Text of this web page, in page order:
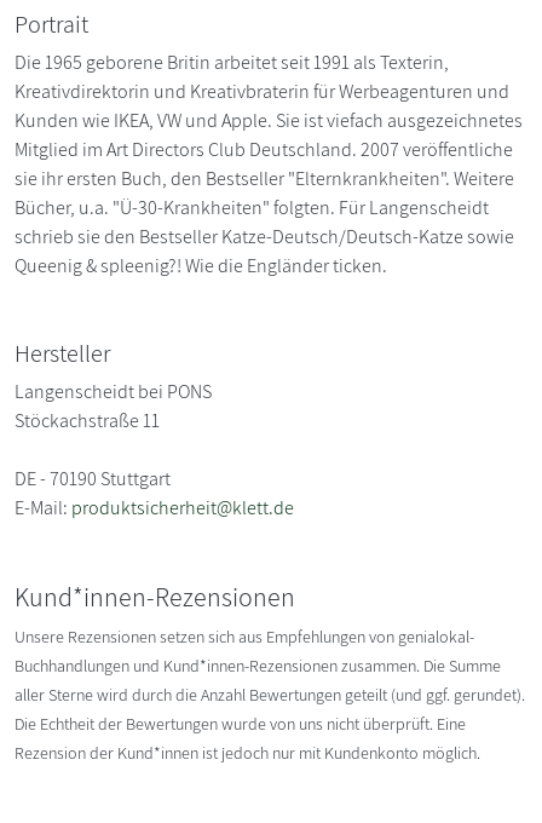
Portrait
Die 1965 geborene Britin arbeitet seit 1991 als Texterin,
Kreativdirektorin und Kreativbraterin für Werbeagenturen und
Kunden wie IKEA, VW und Apple. Sie ist viefach ausgezeichnetes
Mitglied im Art Directors Club Deutschland. 2007 veröffentliche
sie ihr ersten Buch, den Bestseller "Elternkrankheiten". Weitere
Bücher, u.a. "Ü-30-Krankheiten" folgten. Für Langenscheidt
schrieb sie den Bestseller Katze-Deutsch/Deutsch-Katze sowie
Queenig & spleenig?! Wie die Engländer ticken.
Hersteller
Langenscheidt bei PONS
Stöckachstraße 11
DE - 70190 Stuttgart
E-Mail: produktsicherheit@klett.de
Kund*innen-Rezensionen
Unsere Rezensionen setzen sich aus Empfehlungen von genialokal-
Buchhandlungen und Kund*innen-Rezensionen zusammen. Die Summe
aller Sterne wird durch die Anzahl Bewertungen geteilt (und ggf. gerundet).
Die Echtheit der Bewertungen wurde von uns nicht überprüft. Eine
Rezension der Kund*innen ist jedoch nur mit Kundenkonto möglich.